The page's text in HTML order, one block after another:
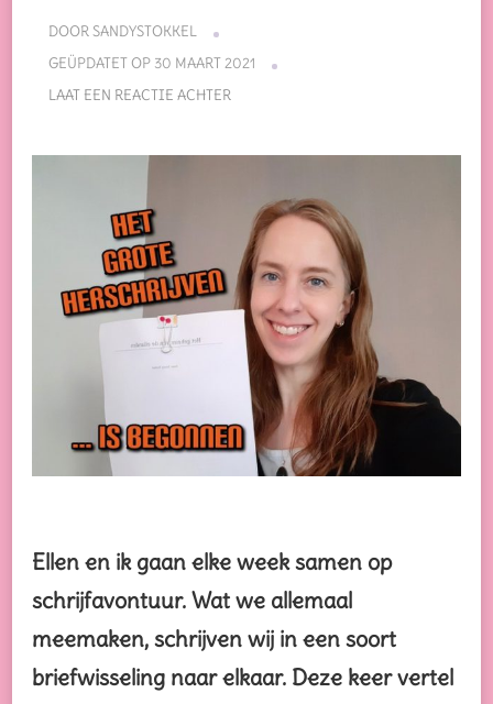
DOORSANDYSTOKKEL
GEÜPDATET OP 30 MAART 2021
LAAT EEN REACTIE ACHTER
HERSCHRIJVEN
MANUSCRIPT
BEGONNEN
Ellen en ik gaan elke week samen op
schrijfavontuur. Wat we allemaal
meemaken, schrijven wij in een soort
briefwisseling naar elkaar. Deze keer vertel